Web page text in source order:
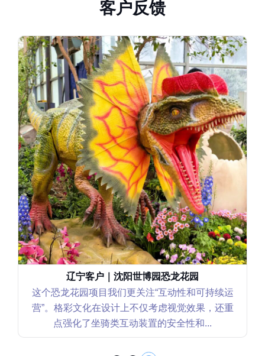
客户反馈
辽宁客户｜沈阳世博园恐龙花园
这个恐龙花园项目我们更关注“互动性和可持续运
营”。格彩文化在设计上不仅考虑视觉效果，还重
点强化了坐骑类互动装置的安全性和...